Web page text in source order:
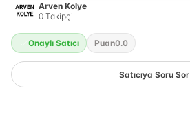
Arven Kolye
0 Takipçi
Onaylı Satıcı Puan0.0
Satıcıya Soru Sor